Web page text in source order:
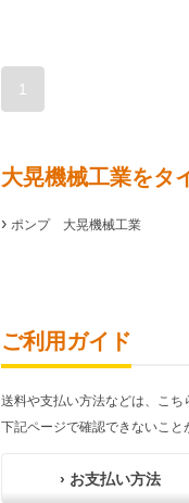
1
大晃機械工業をタ
› ポンプ 大晃機械工業
ご利用ガイド
送料や支払い方法などは、こち
下記ページで確認できないこと
› お支払い方法